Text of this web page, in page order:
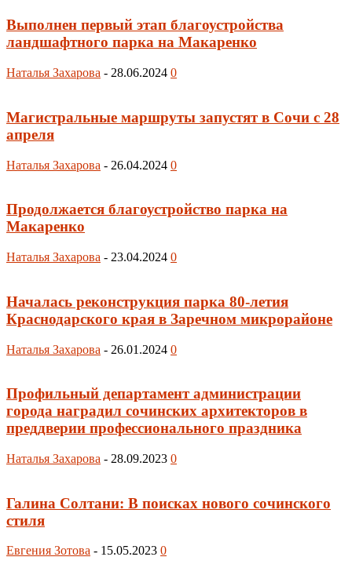
Выполнен первый этап благоустройства
ландшафтного парка на Макаренко
Наталья Захарова - 28.06.2024 0
Магистральные маршруты запустят в Сочи с 28
апреля
Наталья Захарова - 26.04.2024 0
Продолжается благоустройство парка на
Макаренко
Наталья Захарова - 23.04.2024 0
Началась реконструкция парка 80-летия
Краснодарского края в Заречном микрорайоне
Наталья Захарова - 26.01.2024 0
Профильный департамент администрации
города наградил сочинских архитекторов в
преддверии профессионального праздника
Наталья Захарова - 28.09.2023 0
Галина Солтани: В поисках нового сочинского
стиля
Евгения Зотова - 15.05.2023 0